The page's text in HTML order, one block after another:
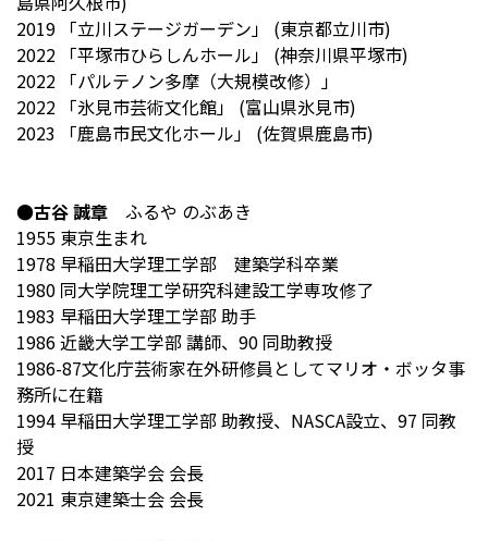
2019 「立川ステージガーデン」 (東京都立川市)
2022 「平塚市ひらしんホール」 (神奈川県平塚市)
2022 「パルテノン多摩（大規模改修）」
2022 「氷見市芸術文化館」 (富山県氷見市)
2023 「鹿島市民文化ホール」 (佐賀県鹿島市)
●古谷 誠章 ふるや のぶあき
1955 東京生まれ
1978 早稲田大学理工学部 建築学科卒業
1980 同大学院理工学研究科建設工学専攻修了
1983 早稲田大学理工学部 助手
1986 近畿大学工学部 講師、90 同助教授
1986-87文化庁芸術家在外研修員としてマリオ・ボッタ事
務所に在籍
1994 早稲田大学理工学部 助教授、NASCA設立、97 同教
授
2017 日本建築学会 会長
2021 東京建築士会 会長